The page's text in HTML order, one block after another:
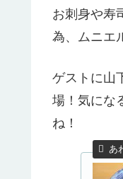
お刺身や寿
為、ムニエ
ゲストに山
場！気にな
ね！